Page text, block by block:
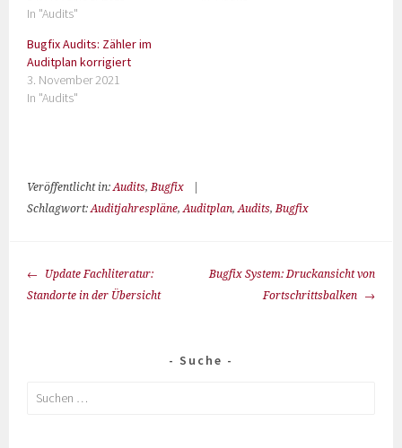
In "Audits"
Bugfix Audits: Zähler im
Auditplan korrigiert
3. November 2021
In "Audits"
Veröffentlicht in:Audits,Bugfix
Schlagwort:Auditjahrespläne,Auditplan,Audits,Bugfix
Update Fachliteratur:
Standorte in der Übersicht
Bugfix System: Druckansicht von
Fortschrittsbalken
Suche